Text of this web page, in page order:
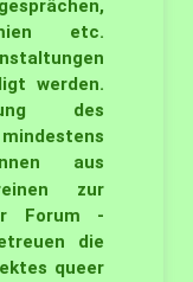
etc.
werden.
des
aus
zur
Forum -
die
queer